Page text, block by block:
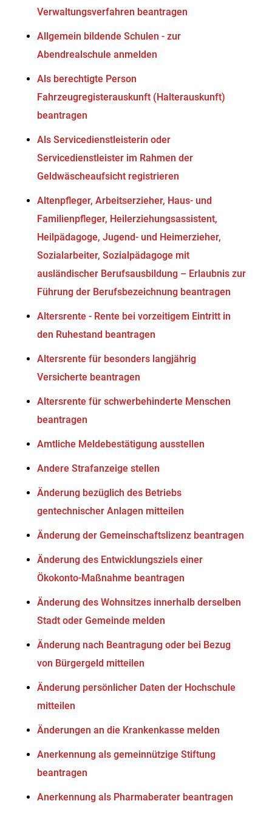
Verwaltungsverfahren beantragen
Allgemein bildende Schulen - zur
Abendrealschule anmelden
Als berechtigte Person
Fahrzeugregisterauskunft (Halterauskunft)
beantragen
Als Servicedienstleisterin oder
Servicedienstleister im Rahmen der
Geldwäscheaufsicht registrieren
Altenpfleger, Arbeitserzieher, Haus- und
Familienpfleger, Heilerziehungsassistent,
Heilpädagoge, Jugend- und Heimerzieher,
Sozialarbeiter, Sozialpädagoge mit
ausländischer Berufsausbildung – Erlaubnis zur
Führung der Berufsbezeichnung beantragen
Altersrente - Rente bei vorzeitigem Eintritt in
den Ruhestand beantragen
Altersrente für besonders langjährig
Versicherte beantragen
Altersrente für schwerbehinderte Menschen
beantragen
Amtliche Meldebestätigung ausstellen
Andere Strafanzeige stellen
Änderung bezüglich des Betriebs
gentechnischer Anlagen mitteilen
Änderung der Gemeinschaftslizenz beantragen
Änderung des Entwicklungsziels einer
Ökokonto-Maßnahme beantragen
Änderung des Wohnsitzes innerhalb derselben
Stadt oder Gemeinde melden
Änderung nach Beantragung oder bei Bezug
von Bürgergeld mitteilen
Änderung persönlicher Daten der Hochschule
mitteilen
Änderungen an die Krankenkasse melden
Anerkennung als gemeinnützige Stiftung
beantragen
Anerkennung als Pharmaberater beantragen